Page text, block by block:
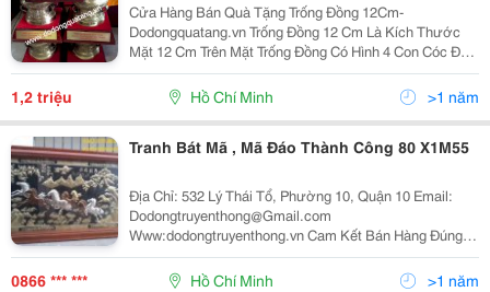
Cửa Hàng Bán Quà Tặng Trống Đồng 12Cm-
Dodongquatang.vn Trống Đồng 12 Cm Là Kích Thước
Mặt 12 Cm Trên Mặt Trống Đồng Có Hình 4 Con Cóc Đầu
Hướng Theo Chiều Kim Đồng Hộ.tâm Của Mặt Trống
Đồng Có Hình Ngôi Sao 12 Cánh.từng Đường Nét Trên
Trống Đồng Đ
1,2 triệu Hồ Chí Minh >1 năm
Tranh Bát Mã , Mã Đáo Thành Công 80 X1M55
Địa Chỉ: 532 Lý Thái Tổ, Phường 10, Quận 10 Email:
Dodongtruyenthong@Gmail.com
Www:dodongtruyenthong.vn Cam Kết Bán Hàng Đúng
Giá,Đúng Chất Lượng Uy Tín Là Hàng Đầu Đt:
0984.246.198 - 0962.979.869 Cửa Hàng Sản Xuất Tr
0866 *** *** Hồ Chí Minh >1 năm